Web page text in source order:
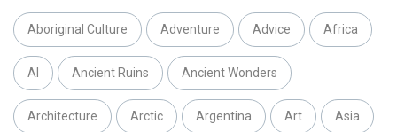
Aboriginal Culture Adventure Advice Africa
AI Ancient Ruins Ancient Wonders
Architecture Arctic Argentina Art Asia